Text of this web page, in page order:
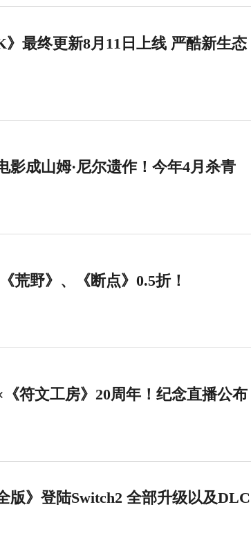
最终更新8月11日上线 严酷新生态
影成山姆·尼尔遗作！今年4月杀青
荒野》、《断点》0.5折！
《符文工房》20周年！纪念直播公布
版》登陆Switch2 全部升级以及DLC